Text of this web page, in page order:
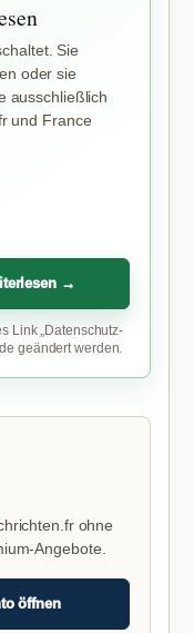
Sie
oder sie
ausschließlich
und France
→
Link „Datenschutz-
geändert werden.
ohne
Angebote.
öffnen